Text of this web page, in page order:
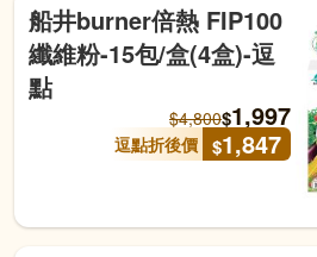
船井burner倍熱 FIP100
纖維粉-15包/盒(4盒)-逗
點
$4,800$1,997
逗點折後價 $1,847